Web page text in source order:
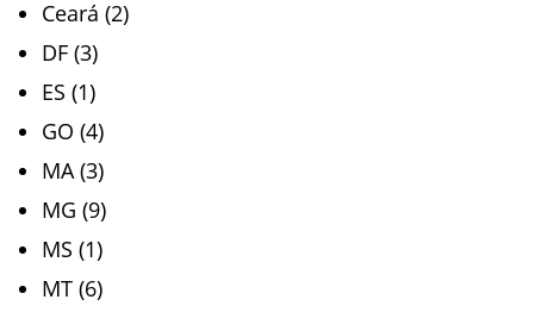
Ceará (2)
DF (3)
ES (1)
GO (4)
MA (3)
MG (9)
MS (1)
MT (6)